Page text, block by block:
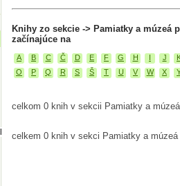
Knihy zo sekcie -> Pamiatky a múzeá
začínajúce na
A B C Č D E F G H J
O
P Q R S Š T U V W X
celkom 0 knih v sekcii Pamiatky a múzeá
celkem 0 knih v sekci Pamiatky a múzeá